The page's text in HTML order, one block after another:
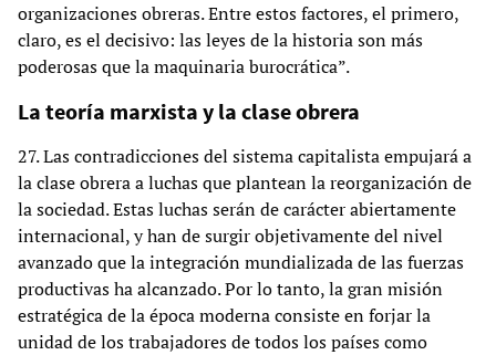
organizaciones obreras. Entre estos factores, el primero,
claro, es el decisivo: las leyes de la historia son más
poderosas que la maquinaria burocrática”.
La teoría marxista y la clase obrera
27. Las contradicciones del sistema capitalista empujará a
la clase obrera a luchas que plantean la reorganización de
la sociedad. Estas luchas serán de carácter abiertamente
internacional, y han de surgir objetivamente del nivel
avanzado que la integración mundializada de las fuerzas
productivas ha alcanzado. Por lo tanto, la gran misión
estratégica de la época moderna consiste en forjar la
unidad de los trabajadores de todos los países como